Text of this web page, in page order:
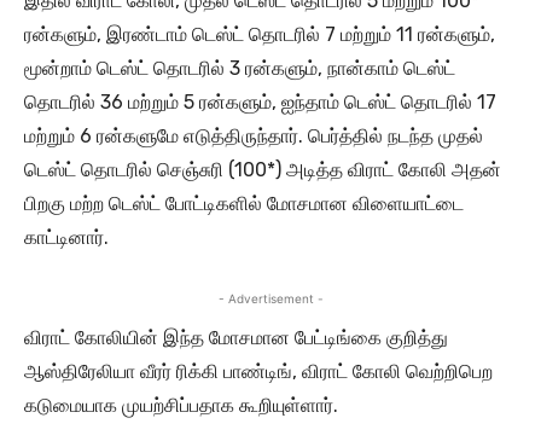
ரன்களும், இரண்டாம் டெஸ்ட் தொடரில் 7 மற்றும் 11 ரன்களும்,
மூன்றாம் டெஸ்ட் தொடரில் 3 ரன்களும், நான்காம் டெஸ்ட்
தொடரில் 36 மற்றும் 5 ரன்களும், ஐந்தாம் டெஸ்ட் தொடரில் 17
மற்றும் 6 ரன்களுமே எடுத்திருந்தார். பெர்த்தில் நடந்த முதல்
டெஸ்ட் தொடரில் செஞ்சுரி (100*) அடித்த விராட் கோலி அதன்
பிறகு மற்ற டெஸ்ட் போட்டிகளில் மோசமான விளையாட்டை
காட்டினார்.
- Advertisement -
விராட் கோலியின் இந்த மோசமான பேட்டிங்கை குறித்து
ஆஸ்திரேலியா வீரர் ரிக்கி பாண்டிங், விராட் கோலி வெற்றிபெற
கடுமையாக முயற்சிப்பதாக கூறியுள்ளார்.